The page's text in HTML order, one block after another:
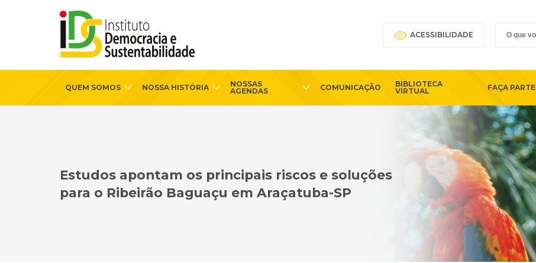
ACESSIBILIDADE
QUEM SOMOS NOSSA HISTÓRIA
NOSSAS
AGENDAS
COMUNICAÇÃO
BIBLIOTECA
VIRTUAL
FAÇA PARTE
Estudos apontam os principais riscos e soluções
para o Ribeirão Baguaçu em Araçatuba-SP